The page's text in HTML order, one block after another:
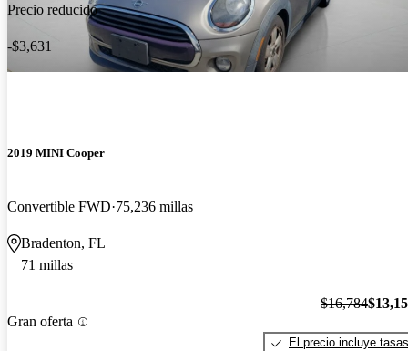
Precio reducido
-$3,631
2019 MINI Cooper
Convertible FWD 75,236 millas
Bradenton, FL
71 millas
Gran oferta
$16,784
El precio incluye tasas